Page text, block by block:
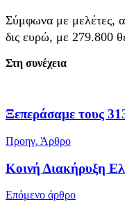
Σύμφωνα με μελέτες,
δις ευρώ, με 279.800
Στη συνέχεια
Ξεπεράσαμε τους
Προηγ. Άρθρο
Κοινή Διακήρυξη
Επόμενο άρθρο